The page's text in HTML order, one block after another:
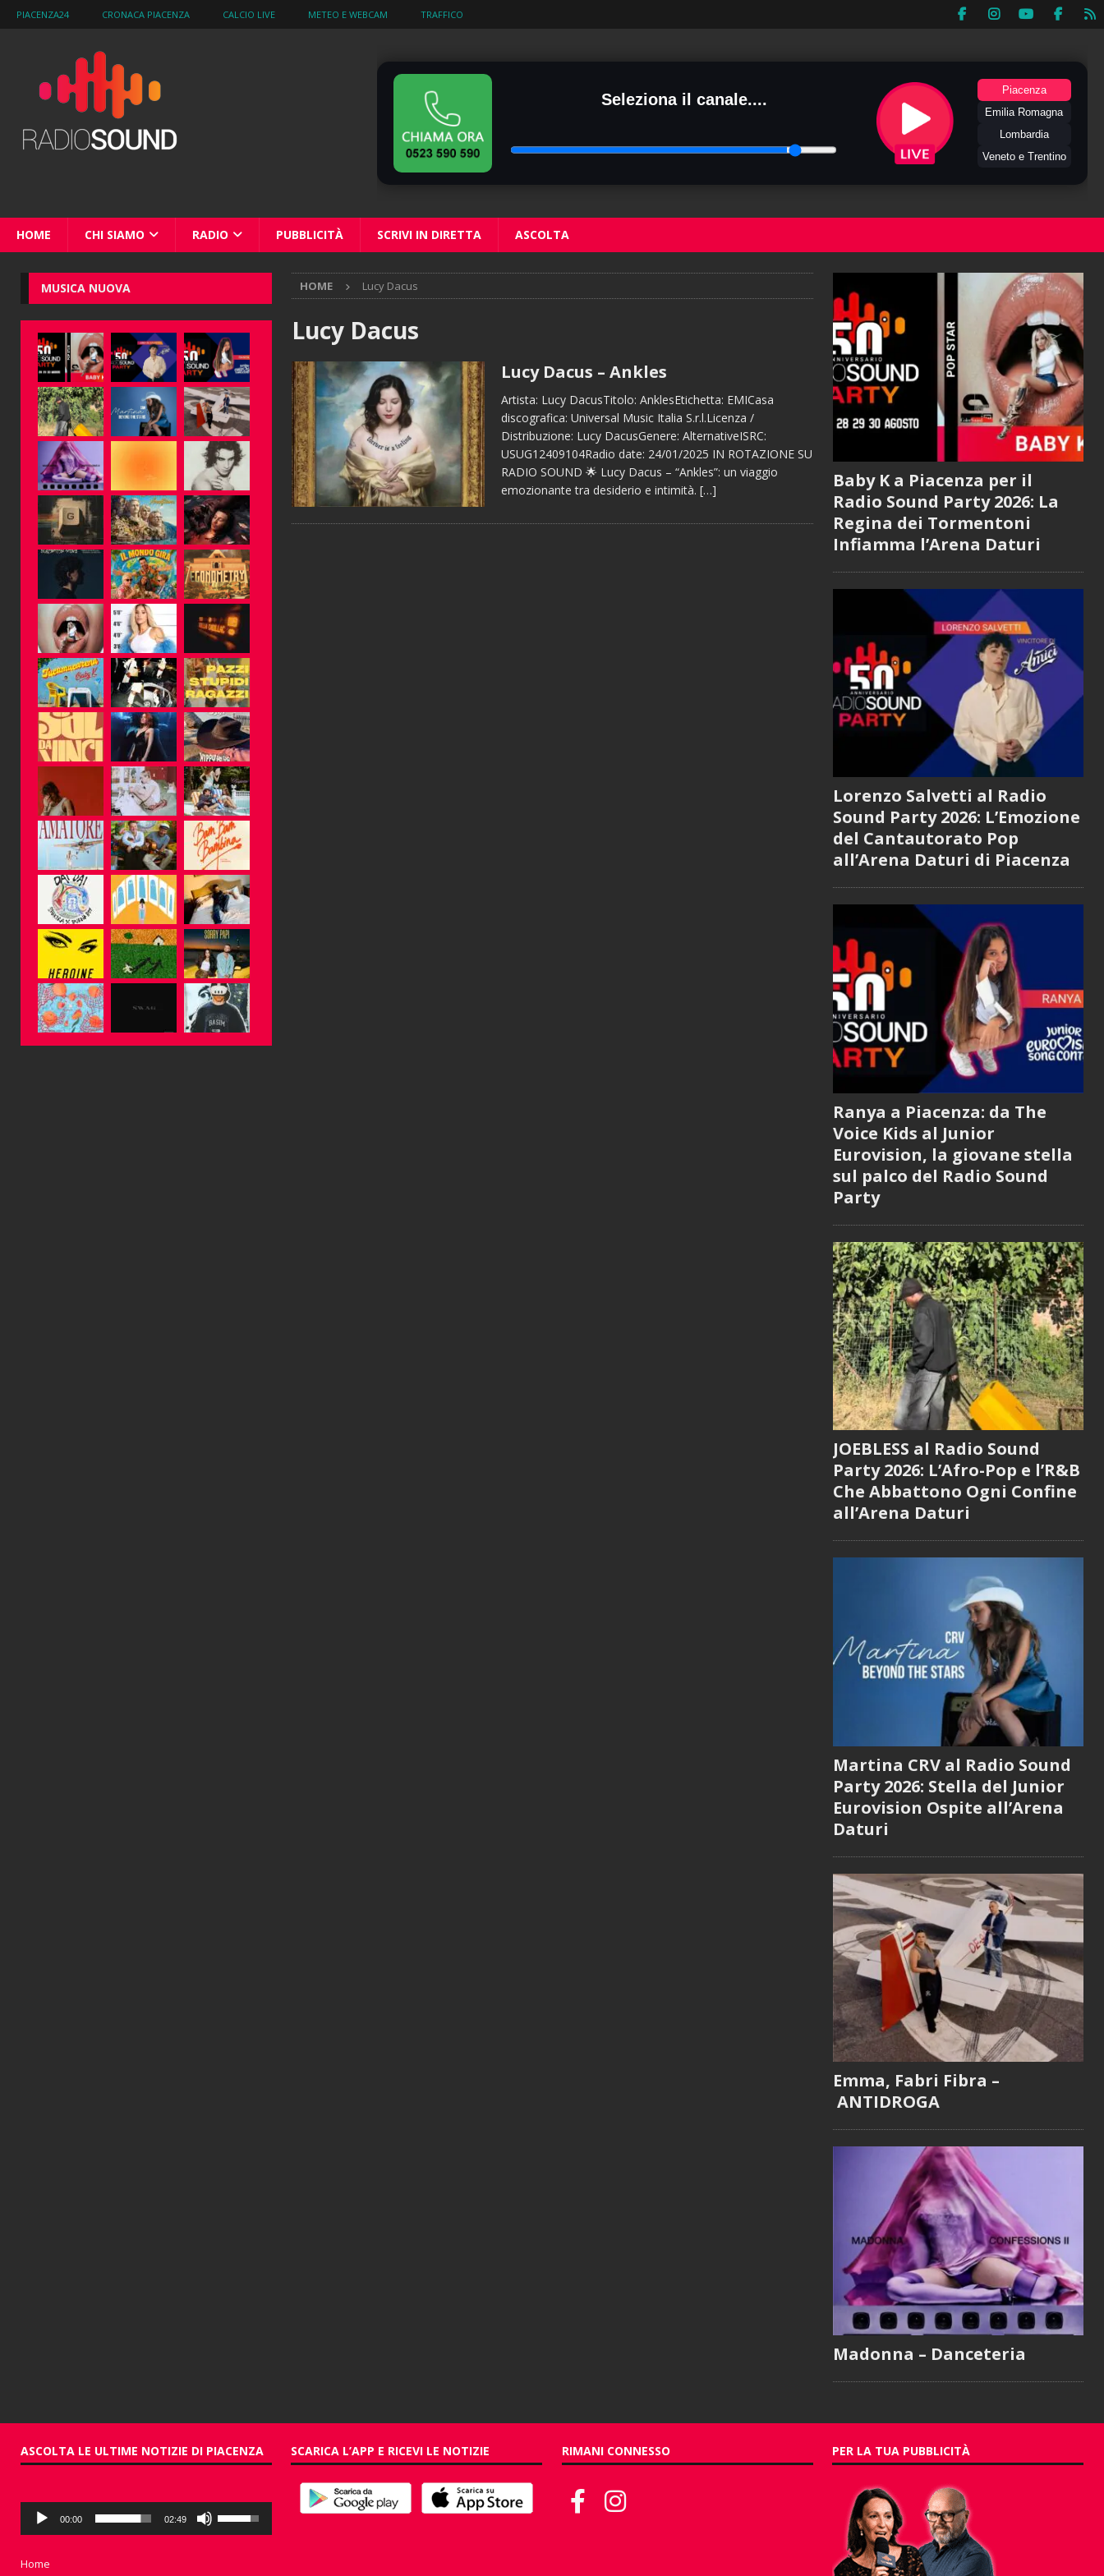
PIACENZA24 CRONACA PIACENZA CALCIO LIVE METEO E WEBCAM TRAFFICO
Seleziona il canale....
Piacenza
Emilia Romagna
Lombardia
Veneto e Trentino
HOME CHI SIAMO RADIO PUBBLICITÀ SCRIVI IN DIRETTA ASCOLTA
HOME Lucy Dacus
Lucy Dacus
Lucy Dacus – Ankles
Artista: Lucy DacusTitolo: AnklesEtichetta: EMICasa
discografica: Universal Music Italia S.r.l.Licenza /
Distribuzione: Lucy DacusGenere: AlternativeISRC:
USUG12409104Radio date: 24/01/2025 IN ROTAZIONE SU
RADIO SOUND 🌟 Lucy Dacus – “Ankles”: un viaggio
emozionante tra desiderio e intimità. […]
MUSICA NUOVA
Baby K a Piacenza per il
Radio Sound Party 2026: La
Regina dei Tormentoni
Infiamma l’Arena Daturi
Lorenzo Salvetti al Radio
Sound Party 2026: L’Emozione
del Cantautorato Pop
all’Arena Daturi di Piacenza
Ranya a Piacenza: da The
Voice Kids al Junior
Eurovision, la giovane stella
sul palco del Radio Sound
Party
JOEBLESS al Radio Sound
Party 2026: L’Afro-Pop e l’R&B
Che Abbattono Ogni Confine
all’Arena Daturi
Martina CRV al Radio Sound
Party 2026: Stella del Junior
Eurovision Ospite all’Arena
Daturi
Emma, Fabri Fibra –
ANTIDROGA
Madonna – Danceteria
ASCOLTA LE ULTIME NOTIZIE DI PIACENZA
Audio
Player
00:00 02:49
i
Home
SCARICA L’APP E RICEVI LE NOTIZIE RIMANI CONNESSO PER LA TUA PUBBLICITÀ